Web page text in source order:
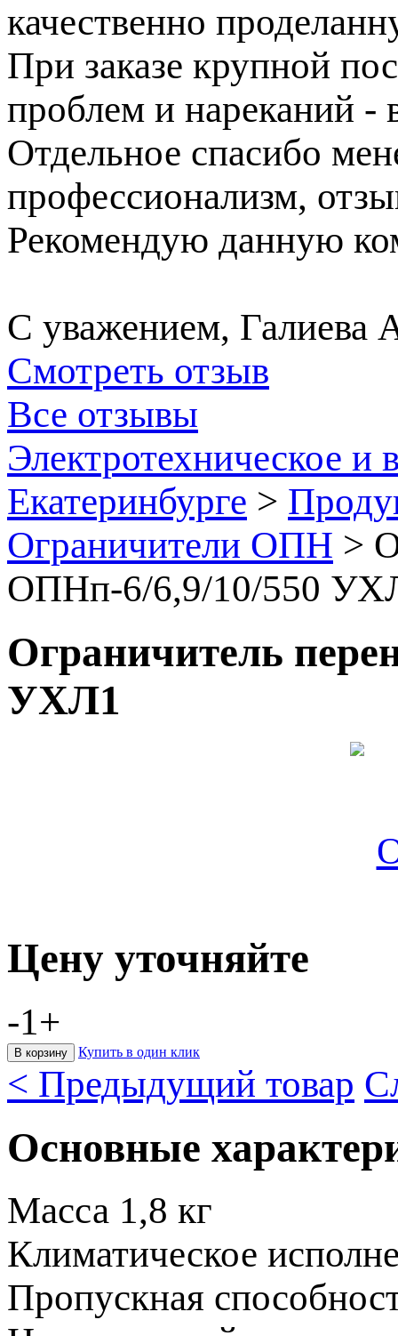
качественно
При заказе крупной
проблем и нареканий -
Отдельное спасибо
профессионализм,
Рекомендую данную
С уважением, Галиева
Смотреть отзыв
Все отзывы
Электротехническое и
Екатеринбурге >
Ограничители ОПН >
ОПНп-6/6,9/10/550
Ограничитель
УХЛ1
Цену уточняйте
-1+
Купить в один клик
< Предыдущий товар
Основные
Масса 1,8 кг
Климатическое
Пропускная